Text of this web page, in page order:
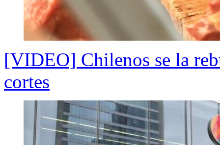
[VIDEO] Chilenos se la
cortes